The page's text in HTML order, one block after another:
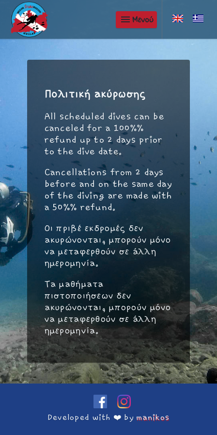
menu Μενού
Πολιτική ακύρωσης
All scheduled dives can be
canceled for a 100%%
refund up to 2 days prior
to the dive date.
Cancellations from 2 days
before and on the same day
of the diving are made with
a 50%% refund.
Οι πριβέ εκδρομές δεν
ακυρώνονται, μπορούν μόνο
να μεταφερθούν σε άλλη
ημερομηνία.
Τα μαθήματα
πιστοποιήσεων δεν
ακυρώνονται, μπορούν μόνο
να μεταφερθούν σε άλλη
ημερομηνία.
Developed with ❤️ by manikos